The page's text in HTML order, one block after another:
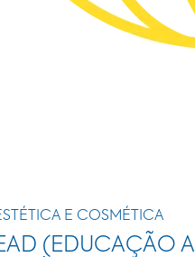
E COSMÉTICA
(EDUCAÇÃO A